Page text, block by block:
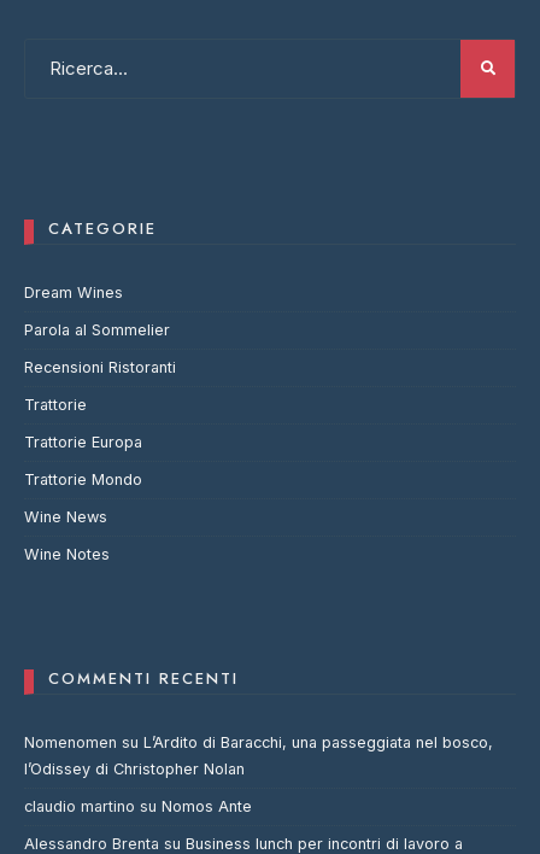
CATEGORIE
Dream Wines
Parola al Sommelier
Recensioni Ristoranti
Trattorie
Trattorie Europa
Trattorie Mondo
Wine News
Wine Notes
COMMENTI RECENTI
Nomenomen su L’Ardito di Baracchi, una passeggiata nel bosco,
l’Odissey di Christopher Nolan
claudio martino su Nomos Ante
Alessandro Brenta su Business lunch per incontri di lavoro a